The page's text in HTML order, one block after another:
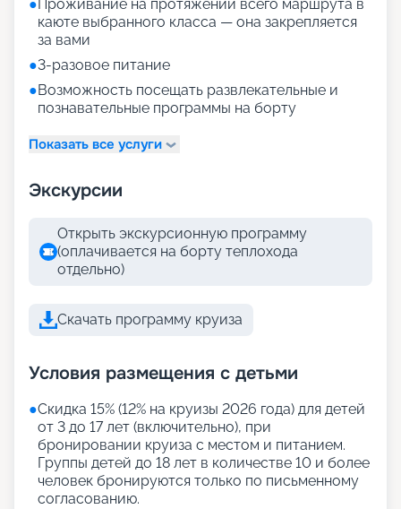
●Проживание на протяжении всего маршрута в
каюте выбранного класса — она закрепляется
за вами
●3-разовое питание
●Возможность посещать развлекательные и
познавательные программы на борту
Показать все услуги
Экскурсии
Открыть экскурсионную программу
(оплачивается на борту теплохода
отдельно)
Скачать программу круиза
Условия размещения с детьми
●Скидка 15% (12% на круизы 2026 года) для детей
от 3 до 17 лет (включительно), при
бронировании круиза с местом и питанием.
Группы детей до 18 лет в количестве 10 и более
человек бронируются только по письменному
согласованию.